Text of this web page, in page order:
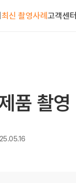
최신 촬영사례 고객센터
품 촬영